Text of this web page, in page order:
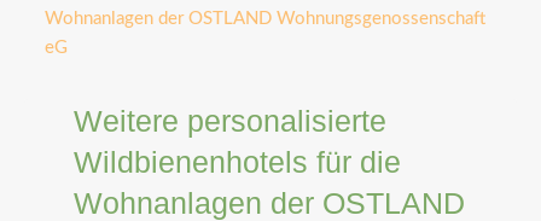
Wohnanlagen der OSTLAND Wohnungsgenossenschaft
eG
Weitere personalisierte
Wildbienenhotels für die
Wohnanlagen der OSTLAND